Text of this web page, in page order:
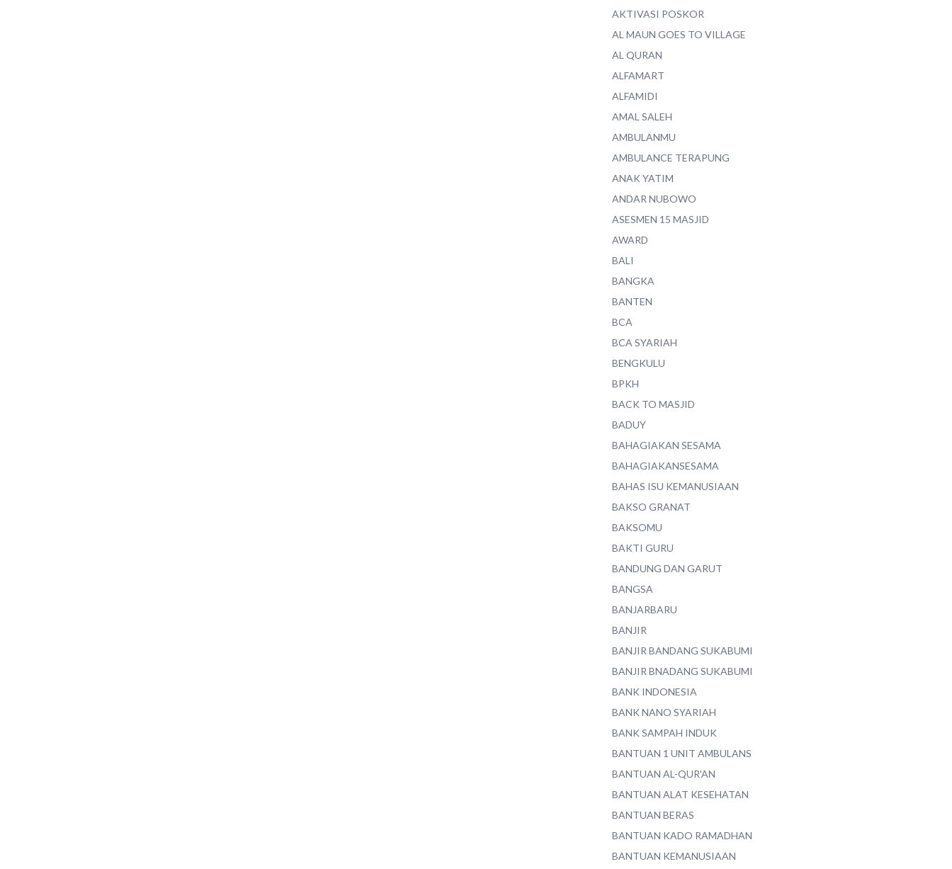
AKTIVASI POSKOR
AL MAUN GOES TO VILLAGE
AL QURAN
ALFAMART
ALFAMIDI
AMAL SALEH
AMBULANMU
AMBULANCE TERAPUNG
ANAK YATIM
ANDAR NUBOWO
ASESMEN 15 MASJID
AWARD
BALI
BANGKA
BANTEN
BCA
BCA SYARIAH
BENGKULU
BPKH
BACK TO MASJID
BADUY
BAHAGIAKAN SESAMA
BAHAGIAKANSESAMA
BAHAS ISU KEMANUSIAAN
BAKSO GRANAT
BAKSOMU
BAKTI GURU
BANDUNG DAN GARUT
BANGSA
BANJARBARU
BANJIR
BANJIR BANDANG SUKABUMI
BANJIR BNADANG SUKABUMI
BANK INDONESIA
BANK NANO SYARIAH
BANK SAMPAH INDUK
BANTUAN 1 UNIT AMBULANS
BANTUAN AL-QUR'AN
BANTUAN ALAT KESEHATAN
BANTUAN BERAS
BANTUAN KADO RAMADHAN
BANTUAN KEMANUSIAAN